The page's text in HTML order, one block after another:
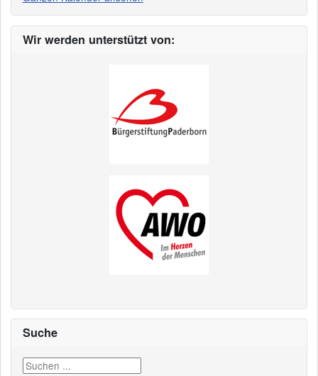
Wir werden unterstützt von:
Suche
Suchen ...